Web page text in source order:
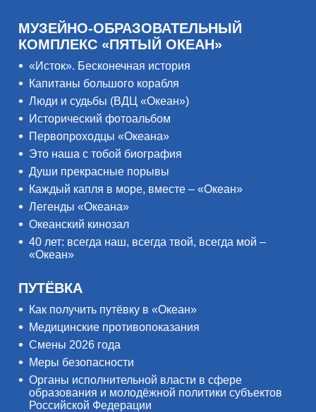
МУЗЕЙНО-ОБРАЗОВАТЕЛЬНЫЙ
КОМПЛЕКС «ПЯТЫЙ ОКЕАН»
«Исток». Бесконечная история
Капитаны большого корабля
Люди и судьбы (ВДЦ «Океан»)
Исторический фотоальбом
Первопроходцы «Океана»
Это наша с тобой биография
Души прекрасные порывы
Каждый капля в море, вместе – «Океан»
Легенды «Океана»
Океанский кинозал
40 лет: всегда наш, всегда твой, всегда мой –
«Океан»
ПУТЁВКА
Как получить путёвку в «Океан»
Медицинские противопоказания
Смены 2026 года
Меры безопасности
Органы исполнительной власти в сфере
образования и молодёжной политики субъектов
Российской Федерации